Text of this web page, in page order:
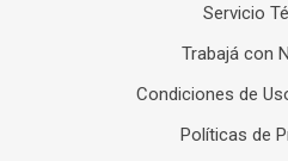
Servicio
Trabajá con
Condiciones de
Políticas de